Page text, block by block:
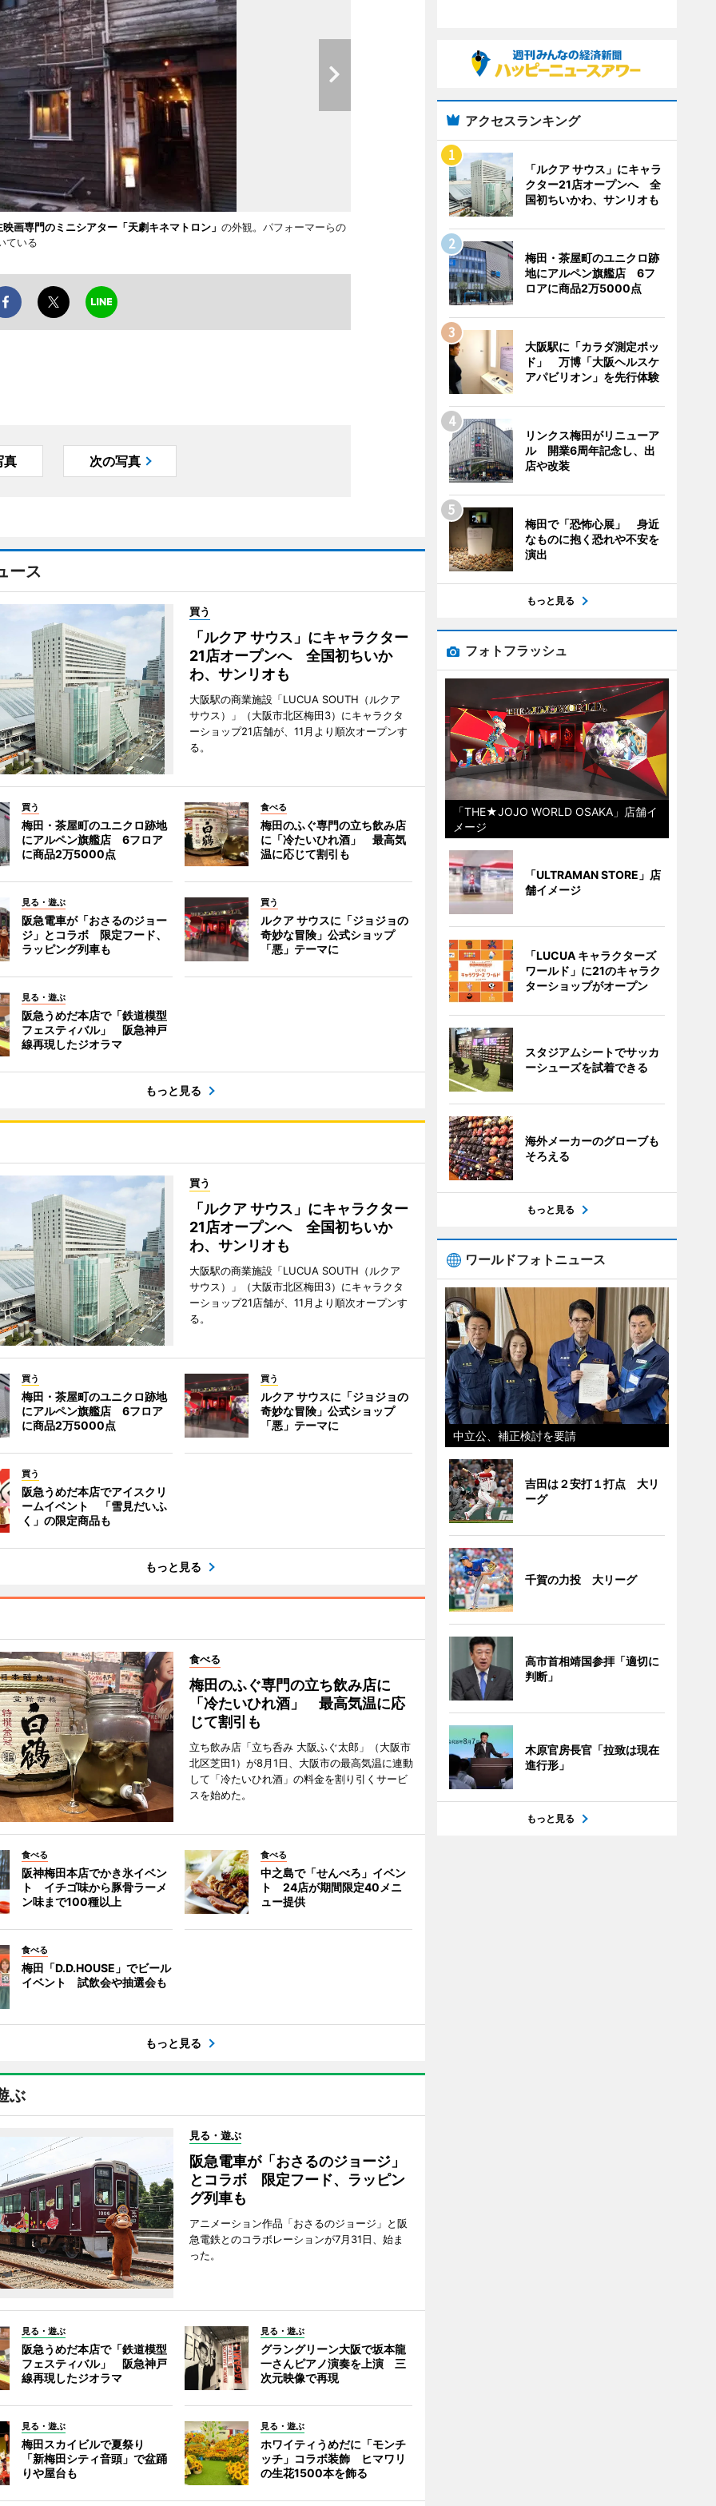
映画専門のミニシアター「天劇キネマトロン」 の外観。パフォーマーらの
ている
真 次の写真
ース
買う
「ルクア サウス」にキャラクター
21店オープンへ 全国初ちいか
わ、サンリオも
大阪駅の商業施設「LUCUA SOUTH（ルクア
サウス）」（大阪市北区梅田3）にキャラクタ
ーショップ21店舗が、11月より順次オープンす
る。
買う
梅田・茶屋町のユニクロ跡地
にアルペン旗艦店 6フロア
に商品2万5000点
食べる
梅田のふぐ専門の立ち飲み店
に「冷たいひれ酒」 最高気
温に応じて割引も
見る・遊ぶ
阪急電車が「おさるのジョー
ジ」とコラボ 限定フード、
ラッピング列車も
買う
ルクア サウスに「ジョジョの
奇妙な冒険」公式ショップ
「悪」テーマに
見る・遊ぶ
阪急うめだ本店で「鉄道模型
フェスティバル」 阪急神戸
線再現したジオラマ
もっと見る
買う
「ルクア サウス」にキャラクター
21店オープンへ 全国初ちいか
わ、サンリオも
大阪駅の商業施設「LUCUA SOUTH（ルクア
サウス）」（大阪市北区梅田3）にキャラクタ
ーショップ21店舗が、11月より順次オープンす
る。
買う
梅田・茶屋町のユニクロ跡地
にアルペン旗艦店 6フロア
に商品2万5000点
買う
ルクア サウスに「ジョジョの
奇妙な冒険」公式ショップ
「悪」テーマに
買う
阪急うめだ本店でアイスクリ
ームイベント 「雪見だいふ
く」の限定商品も
もっと見る
食べる
梅田のふぐ専門の立ち飲み店に
「冷たいひれ酒」 最高気温に応
じて割引も
立ち飲み店「立ち呑み 大阪ふぐ太郎」（大阪市
北区芝田1）が8月1日、大阪市の最高気温に連動
して「冷たいひれ酒」の料金を割り引くサービ
スを始めた。
食べる
阪神梅田本店でかき氷イベン
ト イチゴ味から豚骨ラーメ
ン味まで100種以上
食べる
中之島で「せんべろ」イベン
ト 24店が期間限定40メニ
ュー提供
食べる
梅田「D.D.HOUSE」でビール
イベント 試飲会や抽選会も
もっと見る
ぶ
見る・遊ぶ
阪急電車が「おさるのジョージ」
とコラボ 限定フード、ラッピン
グ列車も
アニメーション作品「おさるのジョージ」と阪
急電鉄とのコラボレーションが7月31日、始ま
った。
見る・遊ぶ
阪急うめだ本店で「鉄道模型
フェスティバル」 阪急神戸
線再現したジオラマ
見る・遊ぶ
グラングリーン大阪で坂本龍
一さんピアノ演奏を上演 三
次元映像で再現
見る・遊ぶ
梅田スカイビルで夏祭り
「新梅田シティ音頭」で盆踊
りや屋台も
見る・遊ぶ
ホワイティうめだに「モンチ
ッチ」コラボ装飾 ヒマワリ
の生花1500本を飾る
アクセスランキング
「ルクア サウス」にキャラ
クター21店オープンへ 全
国初ちいかわ、サンリオも
梅田・茶屋町のユニクロ跡
地にアルペン旗艦店 6フ
ロアに商品2万5000点
大阪駅に「カラダ測定ポッ
ド」 万博「大阪ヘルスケ
アパビリオン」を先行体験
リンクス梅田がリニューア
ル 開業6周年記念し、出
店や改装
梅田で「恐怖心展」 身近
なものに抱く恐れや不安を
演出
もっと見る
フォトフラッシュ
「THE★JOJO WORLD OSAKA」店舗イ
メージ
「ULTRAMAN STORE」店
舗イメージ
「LUCUA キャラクターズ
ワールド」に21のキャラク
ターショップがオープン
スタジアムシートでサッカ
ーシューズを試着できる
海外メーカーのグローブも
そろえる
もっと見る
ワールドフォトニュース
中立公、補正検討を要請
吉田は２安打１打点 大リ
ーグ
千賀の力投 大リーグ
高市首相靖国参拝「適切に
判断」
木原官房長官「拉致は現在
進行形」
もっと見る